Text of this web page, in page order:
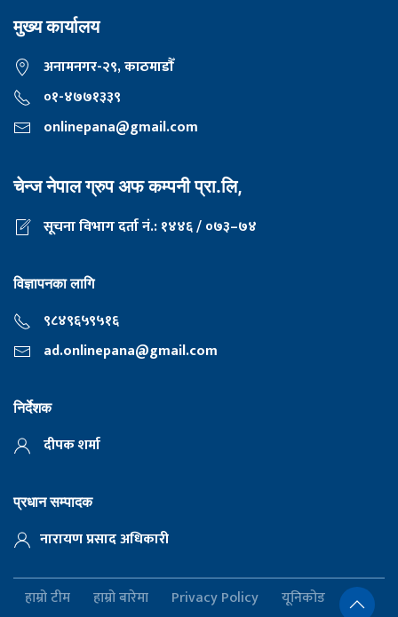
मुख्य कार्यालय
अनामनगर-२९, काठमाडाैँ
०१-४७७१३३९
onlinepana@gmail.com
चेन्ज नेपाल ग्रुप अफ कम्पनी प्रा.लि,
सूचना विभाग दर्ता नं.: १४४६ / ०७३–७४
विज्ञापनका लागि
९८४९६५९५१६
ad.onlinepana@gmail.com
निर्देशक
दीपक शर्मा
प्रधान सम्पादक
नारायण प्रसाद अधिकारी
हाम्रो टीम हाम्रो बारेमा Privacy Policy यूनिकोड